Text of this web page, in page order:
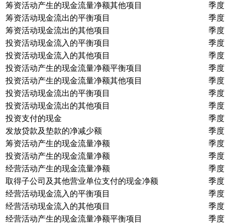
筹资活动产生的现金流量净额其他项目
季度
筹资活动现金流出的平衡项目
季度
筹资活动现金流出的其他项目
季度
投资活动现金流入的平衡项目
季度
投资活动现金流入的其他项目
季度
投资活动产生的现金流量净额平衡项目
季度
投资活动产生的现金流量净额其他项目
季度
投资活动现金流出的平衡项目
季度
投资活动现金流出的其他项目
季度
投资支付的现金
季度
发放贷款及垫款的净减少额
季度
筹资活动产生的现金流量净额
季度
投资活动产生的现金流量净额
季度
经营活动产生的现金流量净额
季度
取得子公司及其他营业单位支付的现金净额
季度
经营活动现金流入的平衡项目
季度
经营活动现金流入的其他项目
季度
经营活动产生的现金流量净额平衡项目
季度